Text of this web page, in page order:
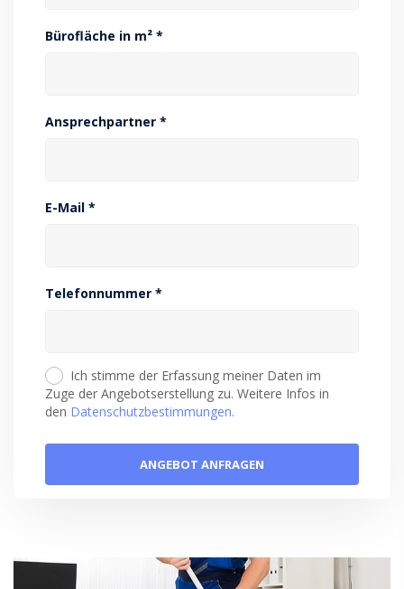
Bürofläche in m² *
Ansprechpartner *
E-Mail *
Telefonnummer *
Ich stimme der Erfassung meiner Daten im
Zuge der Angebotserstellung zu. Weitere Infos in
den Datenschutzbestimmungen.